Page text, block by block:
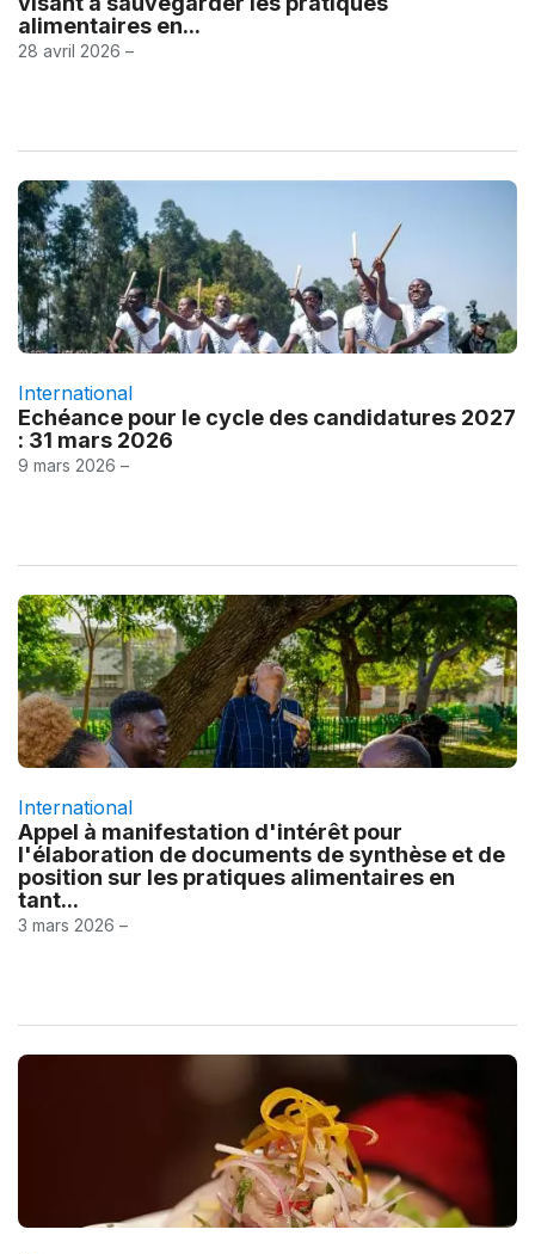
alimentaires en...
28 avril 2026 –
International
Echéance pour le cycle des candidatures 2027
: 31 mars 2026
9 mars 2026 –
International
Appel à manifestation d'intérêt pour
l'élaboration de documents de synthèse et de
position sur les pratiques alimentaires en
tant...
3 mars 2026 –